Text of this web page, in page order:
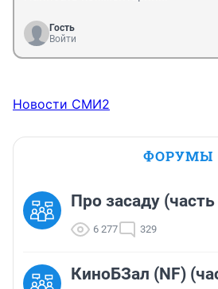
Гость
Войти
Новости СМИ2
ФОРУМЫ
Про засаду
6 277 329
КиноБЗал (NF)